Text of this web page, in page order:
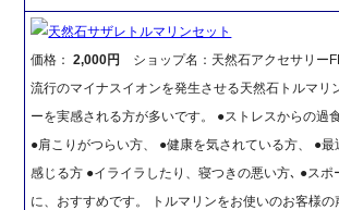
天然石サザレトルマリンセット
価格：2,000円
ショップ名：天然石アクセサリー
流行のマイナスイオンを発生させる天然石トルマリ
ーを実感される方が多いです。 ●ストレスからの過
●肩こりがつらい方、 ●健康を気されている方、 ●最
感じる方 ●イライラしたり、寝つきの悪い方､ ●スポ
に、おすすめです。 トルマリンをお使いのお客様の